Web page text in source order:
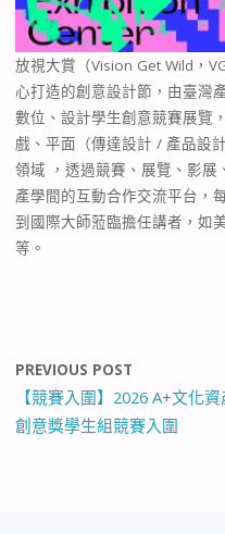
放視大賞（Vision Get Wild，
心打造的創意設計節，由臺灣
數位、設計學生創意競賽展覽
戲、平面（傳達設計 / 產品設
領域 ，透過競賽、展覽、影展
產學間的互動合作交流平台，
到國際大師蒞臨擔任講者，如
等。
PREVIOUS POST
【競賽入圍】2026 A+文化資
創意獎學生組競賽入圍